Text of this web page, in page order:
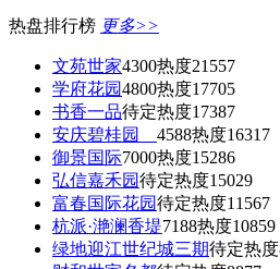
热盘排行榜 更多>>
文苑世家4300热度21557
学府花园4800热度17705
书香一品待定热度17387
安庆碧桂园 4588热度16317
御景国际7000热度15286
弘信嘉禾园待定热度15029
富春国际花园待定热度11567
杭派·滟澜香堤7188热度10859
绿地迎江世纪城三期待定热